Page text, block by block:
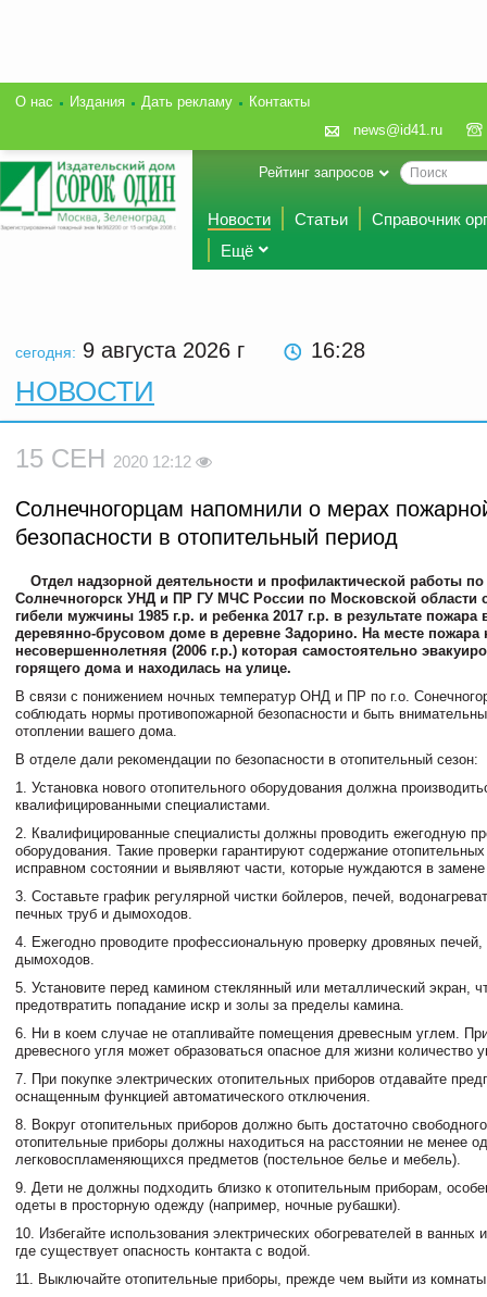
О нас Издания Дать рекламу
Контакты
news@id41.ru
Рейтинг запросов
Новости Статьи
Справочник
Ещё
сегодня: 9 августа 2026 г 16:28
НОВОСТИ
15 СЕН 2020 12:12
Солнечногорцам напомнили о мерах
безопасности в отопительный период
Отдел надзорной деятельности и профилактической работы по
Солнечногорск УНД и ПР ГУ МЧС России по Московской области
гибели мужчины 1985 г.р. и ребенка 2017 г.р. в результате пожара
деревянно-брусовом доме в деревне Задорино. На месте пожара
несовершеннолетняя (2006 г.р.) которая самостоятельно
горящего дома и находилась на улице.
В связи с понижением ночных температур ОНД и ПР по г.о.
соблюдать нормы противопожарной безопасности и быть
отоплении вашего дома.
В отделе дали рекомендации по безопасности в отопительный сезон:
1. Установка нового отопительного оборудования должна
квалифицированными специалистами.
2. Квалифицированные специалисты должны проводить ежегодную
оборудования. Такие проверки гарантируют содержание
исправном состоянии и выявляют части, которые нуждаются в
3. Составьте график регулярной чистки бойлеров, печей,
печных труб и дымоходов.
4. Ежегодно проводите профессиональную проверку дровяных печей,
дымоходов.
5. Установите перед камином стеклянный или металлический экран,
предотвратить попадание искр и золы за пределы камина.
6. Ни в коем случае не отапливайте помещения древесным углем.
древесного угля может образоваться опасное для жизни количество
7. При покупке электрических отопительных приборов отдавайте
оснащенным функцией автоматического отключения.
8. Вокруг отопительных приборов должно быть достаточно
отопительные приборы должны находиться на расстоянии не менее
легковоспламеняющихся предметов (постельное белье и мебель).
9. Дети не должны подходить близко к отопительным приборам,
одеты в просторную одежду (например, ночные рубашки).
10. Избегайте использования электрических обогревателей в ванных
где существует опасность контакта с водой.
11. Выключайте отопительные приборы, прежде чем выйти из